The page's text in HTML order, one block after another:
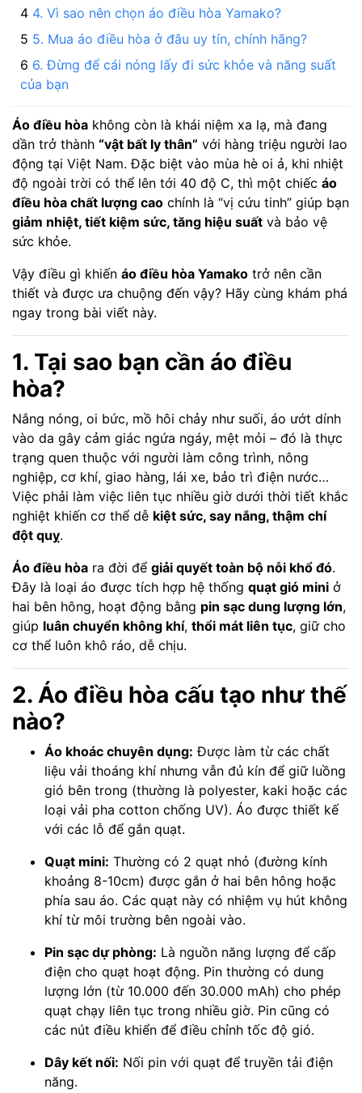
4. Vì sao nên chọn áo điều hòa Yamako?
5. Mua áo điều hòa ở đâu uy tín, chính hãng?
6. Đừng để cái nóng lấy đi sức khỏe và năng suất
của bạn
Áo điều hòa không còn là khái niệm xa lạ, mà đang
dần trở thành “vật bất ly thân” với hàng triệu người lao
động tại Việt Nam. Đặc biệt vào mùa hè oi ả, khi nhiệt
độ ngoài trời có thể lên tới 40 độ C, thì một chiếc áo
điều hòa chất lượng cao chính là “vị cứu tinh” giúp bạn
giảm nhiệt, tiết kiệm sức, tăng hiệu suất và bảo vệ
sức khỏe.
Vậy điều gì khiến áo điều hòa Yamako trở nên cần
thiết và được ưa chuộng đến vậy? Hãy cùng khám phá
ngay trong bài viết này.
1. Tại sao bạn cần áo điều
hòa?
Nắng nóng, oi bức, mồ hôi chảy như suối, áo ướt dính
vào da gây cảm giác ngứa ngáy, mệt mỏi – đó là thực
trạng quen thuộc với người làm công trình, nông
nghiệp, cơ khí, giao hàng, lái xe, bảo trì điện nước…
Việc phải làm việc liên tục nhiều giờ dưới thời tiết khắc
nghiệt khiến cơ thể dễ kiệt sức, say nắng, thậm chí
đột quỵ.
Áo điều hòa ra đời để giải quyết toàn bộ nỗi khổ đó.
Đây là loại áo được tích hợp hệ thống quạt gió mini ở
hai bên hông, hoạt động bằng pin sạc dung lượng lớn,
giúp luân chuyển không khí, thổi mát liên tục, giữ cho
cơ thể luôn khô ráo, dễ chịu.
2. Áo điều hòa cấu tạo như thế
nào?
Áo khoác chuyên dụng: Được làm từ các chất
liệu vải thoáng khí nhưng vẫn đủ kín để giữ luồng
gió bên trong (thường là polyester, kaki hoặc các
loại vải pha cotton chống UV). Áo được thiết kế
với các lỗ để gắn quạt.
Quạt mini: Thường có 2 quạt nhỏ (đường kính
khoảng 8-10cm) được gắn ở hai bên hông hoặc
phía sau áo. Các quạt này có nhiệm vụ hút không
khí từ môi trường bên ngoài vào.
Pin sạc dự phòng: Là nguồn năng lượng để cấp
điện cho quạt hoạt động. Pin thường có dung
lượng lớn (từ 10.000 đến 30.000 mAh) cho phép
quạt chạy liên tục trong nhiều giờ. Pin cũng có
các nút điều khiển để điều chỉnh tốc độ gió.
Dây kết nối: Nối pin với quạt để truyền tải điện
năng.